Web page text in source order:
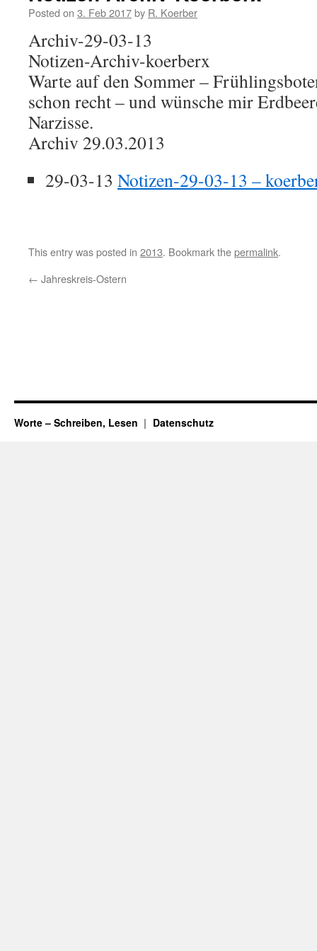
Posted on 3. Feb 2017by R. Koerber
Archiv-29-03-13
Notizen-Archiv-koerberx
Warte auf den Sommer –
schon recht – und wünsche mir
Narzisse.
Archiv 29.03.2013
29-03-13 Notizen-29-03-13 –
This entry was posted in 2013. Bookmark thepermalink.
← Jahreskreis-Ostern
Worte – Schreiben, Lesen Datenschutz